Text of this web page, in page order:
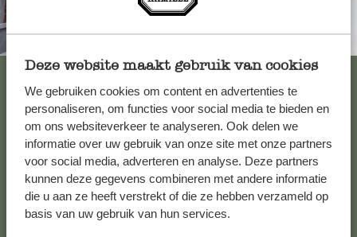
Deze website maakt gebruik van cookies
We gebruiken cookies om content en advertenties te
personaliseren, om functies voor social media te bieden en
om ons websiteverkeer te analyseren. Ook delen we
informatie over uw gebruik van onze site met onze partners
voor social media, adverteren en analyse. Deze partners
kunnen deze gegevens combineren met andere informatie
die u aan ze heeft verstrekt of die ze hebben verzameld op
basis van uw gebruik van hun services.
Altijd in de buurt
Bekijk alle 62 winkels
Klantenservice
Voor vragen, tips of hulp kun je contact opnemen met onze
klantenservice. Of bekijk hier het antwoord op de
meestgestelde vragen